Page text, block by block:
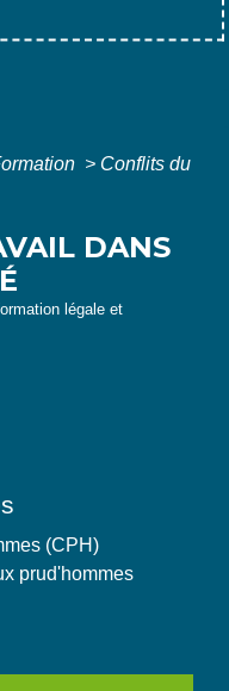
> Conflits du
DANS
légale et
(CPH)
prud'hommes